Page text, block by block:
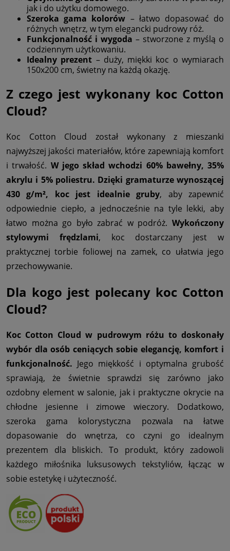
jak i do użytku domowego.
Szeroka gama kolorów – łatwo dopasować do
różnych wnętrz, w tym elegancki pudrowy róż.
Funkcjonalność i wygoda – stworzone z myślą o
codziennym użytkowaniu.
Idealny prezent – duży, miękki koc o wymiarach
150x200 cm, świetny na każdą okazję.
Z czego jest wykonany koc Cotton
Cloud?
Koc Cotton Cloud został wykonany z mieszanki
najwyższej jakości materiałów, które zapewniają komfort
i trwałość. W jego skład wchodzi 60% bawełny, 35%
akrylu i 5% poliestru. Dzięki gramaturze wynoszącej
430 g/m², koc jest idealnie gruby, aby zapewnić
odpowiednie ciepło, a jednocześnie na tyle lekki, aby
łatwo można go było zabrać w podróż. Wykończony
stylowymi frędzlami, koc dostarczany jest w
praktycznej torbie foliowej na zamek, co ułatwia jego
przechowywanie.
Dla kogo jest polecany koc Cotton
Cloud?
Koc Cotton Cloud w pudrowym różu to doskonały
wybór dla osób ceniących sobie elegancję, komfort i
funkcjonalność. Jego miękkość i optymalna grubość
sprawiają, że świetnie sprawdzi się zarówno jako
ozdobny element w salonie, jak i praktyczne okrycie na
chłodne jesienne i zimowe wieczory. Dodatkowo,
szeroka gama kolorystyczna pozwala na łatwe
dopasowanie do wnętrza, co czyni go idealnym
prezentem dla bliskich. To produkt, który zadowoli
każdego miłośnika luksusowych tekstyliów, łącząc w
sobie estetykę i użyteczność.